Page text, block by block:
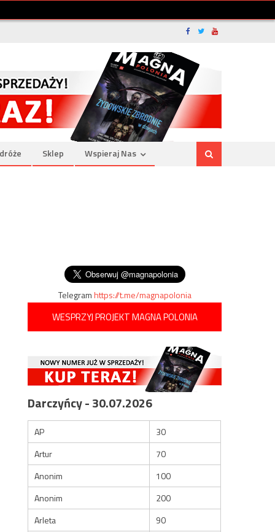
Sklep Wspieraj Nas
Telegramhttps://t.me/magnapolonia
WESPRZYJ PROJEKT MAGNA POLONIA
Darczyńcy - 30.07.2026
AP
30
Artur
70
Anonim
100
Anonim
200
Arleta
90